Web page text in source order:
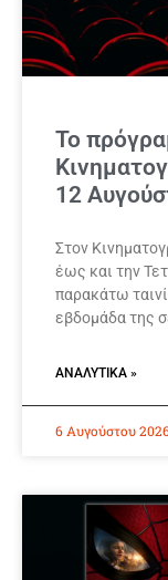
Το
12
Στον
έως και την
παρακάτω
εβδομάδα της
ΑΝΑΛΥΤΙΚΆ »
6 Αυγούστου